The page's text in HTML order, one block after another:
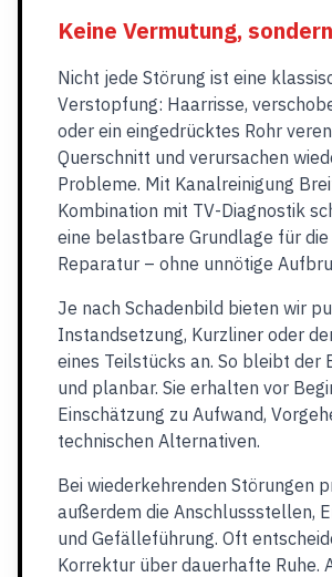
Keine Vermutung,
Nicht jede Störung ist eine
Verstopfung: Haarrisse,
oder ein eingedrücktes Rohr
Querschnitt und verursachen
Probleme. Mit Kanalreinigung
Kombination mit TV-Diagnostik
eine belastbare Grundlage für
Reparatur – ohne unnötige
Je nach Schadenbild bieten wir
Instandsetzung, Kurzliner oder
eines Teilstücks an. So bleibt der
und planbar. Sie erhalten vor
Einschätzung zu Aufwand,
technischen Alternativen.
Bei wiederkehrenden Störungen
außerdem die Anschlussstellen,
und Gefälleführung. Oft
Korrektur über dauerhafte Ruhe.